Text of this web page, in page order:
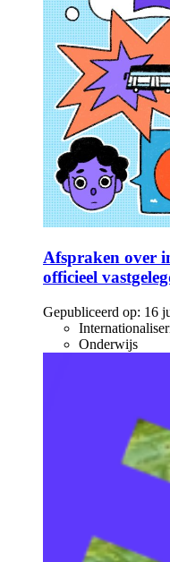
Afspraken over
officieel
Gepubliceerd op: 16
Onderwijs